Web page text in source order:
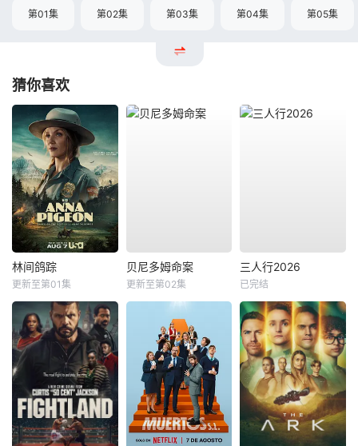
第01集 第02集 第03集 第04集 第05集
猜你喜欢
林间鸽踪
更新至第01集
贝尼多姆命案
更新至第02集
三人行2026
已完结